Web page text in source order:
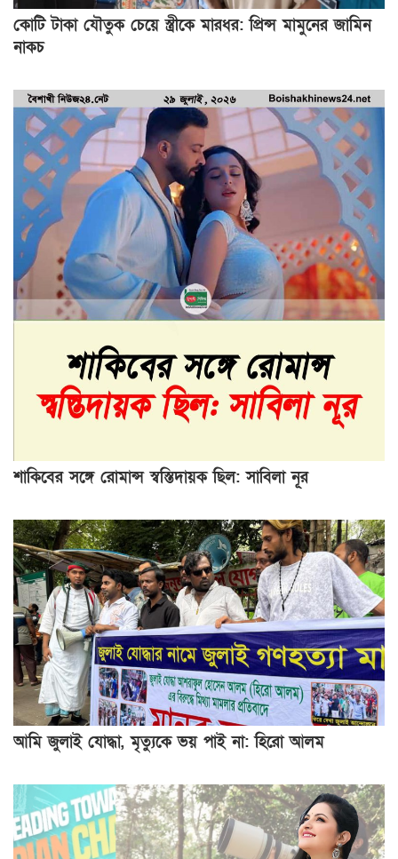
কোটি টাকা যৌতুক চেয়ে স্ত্রীকে মারধর: প্রিন্স মামুনের জামিন
নাকচ
শাকিবের সঙ্গে রোমান্স স্বস্তিদায়ক ছিল: সাবিলা নূর
আমি জুলাই যোদ্ধা, মৃত্যুকে ভয় পাই না: হিরো আলম